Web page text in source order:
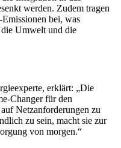
werden. Zudem tragen
bei, was
Umwelt und die
erklärt: „Die
Changer für den
Netzanforderungen zu
zu sein, macht sie zur
von morgen.“